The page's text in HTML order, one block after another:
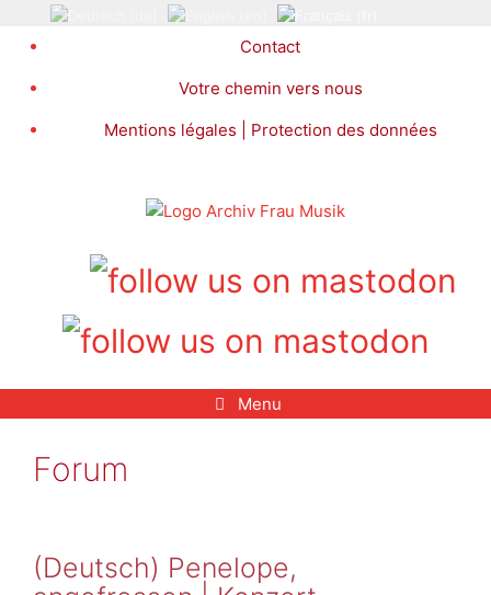
Contact
Votre chemin vers nous
Mentions légales | Protection des données
Menu
Forum
(Deutsch) Penelope,